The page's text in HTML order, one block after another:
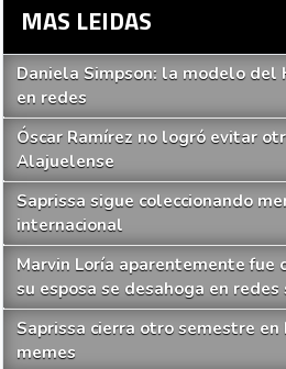
MAS LEIDAS
Daniela Simpson: la modelo del
en redes
Óscar Ramírez no logró evitar
Alajuelense
Saprissa sigue coleccionando
internacional
Marvin Loría aparentemente fue
su esposa se desahoga en redes
Saprissa cierra otro semestre
memes